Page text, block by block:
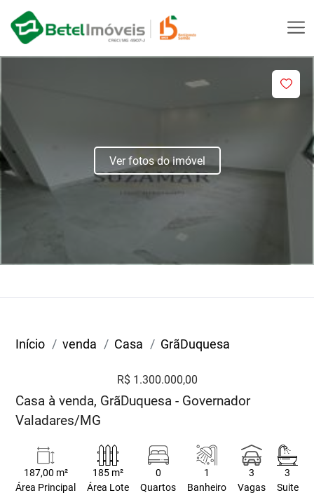
Ver fotos do imóvel
Início venda Casa GrãDuquesa
R$ 1.300.000,00
Casa à venda, GrãDuquesa - Governador
Valadares/MG
187,00 m²
Área Principal
185 m²
Área Lote
0
Quartos
1
Banheiro
3
Vagas
3
Suite